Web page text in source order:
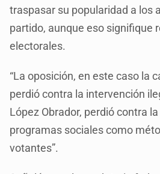
traspasar su popularidad a los
partido, aunque eso signifique
electorales.
“La oposición, en este caso la
perdió contra la intervención
López Obrador, perdió contra
programas sociales como
votantes”.